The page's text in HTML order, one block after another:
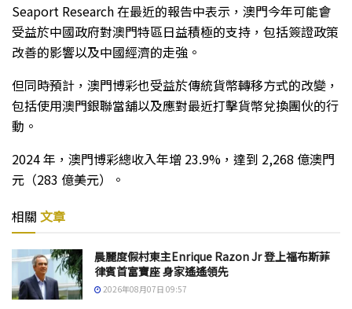
Seaport Research 在最近的報告中表示，澳門今年可能會
受益於中國政府對澳門特區日益積極的支持，包括簽證政策
改善的影響以及中國經濟的走強。
但同時預計，澳門博彩也受益於傳統貨幣轉移方式的改變，
包括使用澳門銀聯當舖以及應對最近打擊貨幣兌換團伙的行
動。
2024 年，澳門博彩總收入年增 23.9%，達到 2,268 億澳門
元（283 億美元）。
相關 文章
晨麗度假村東主Enrique Razon Jr 登上福布斯菲
律賓首富寶座 身家遙遙領先
2026年08月07日 09:57